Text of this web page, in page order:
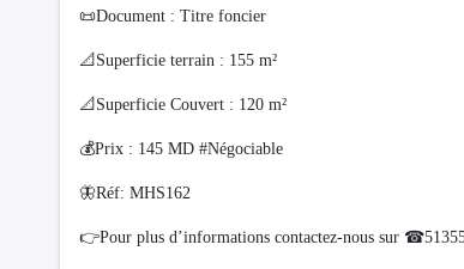
📜Document : Titre foncier
📐Superficie terrain : 155 m²
📐Superficie Couvert : 120 m²
💰Prix : 145 MD #Négociable
🦋Réf: MHS162
👉Pour plus d’informations contactez-nous sur